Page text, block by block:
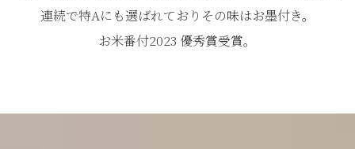
連続で特Aにも選ばれておりその味はお墨付き。
お米番付2023 優秀賞受賞。